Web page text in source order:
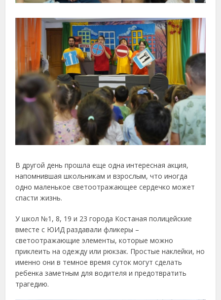
В другой день прошла еще одна интересная акция,
напомнившая школьникам и взрослым, что иногда
одно маленькое светоотражающее сердечко может
спасти жизнь.
У школ №1, 8, 19 и 23 города Костаная полицейские
вместе с ЮИД раздавали фликеры –
светоотражающие элементы, которые можно
приклеить на одежду или рюкзак. Простые наклейки, но
именно они в темное время суток могут сделать
ребенка заметным для водителя и предотвратить
трагедию.